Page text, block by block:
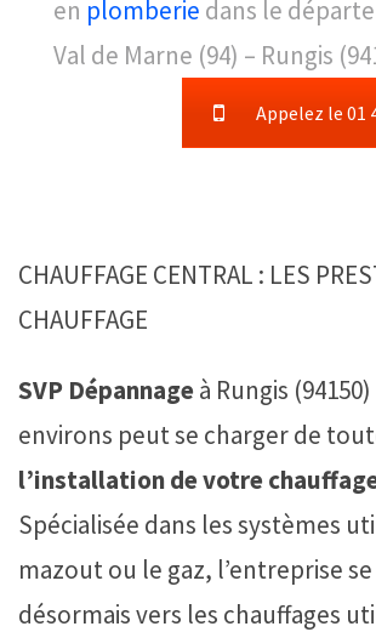
en plomberie dans le
Val de Marne (94) – Rungis
Appelez le 01
CHAUFFAGE CENTRAL : LES
CHAUFFAGE
SVP Dépannageà Rungis
environs peut se charger de
l’installation de votre
Spécialisée dans les systèmes
mazout ou le gaz, l’entreprise
désormais vers les chauffages